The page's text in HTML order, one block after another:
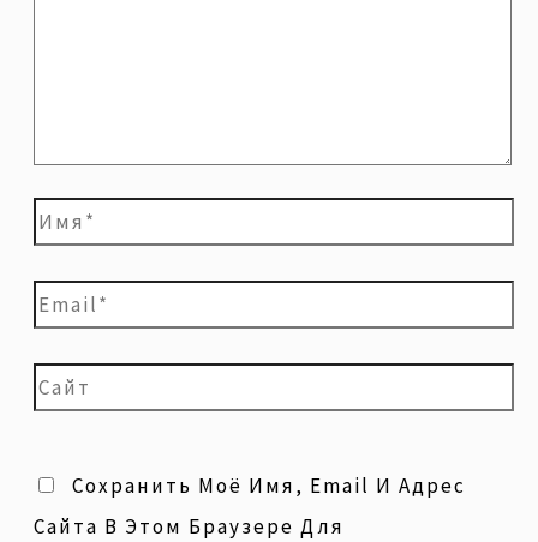
Сохранить Моё Имя, Email И Адрес
Сайта В Этом Браузере Для